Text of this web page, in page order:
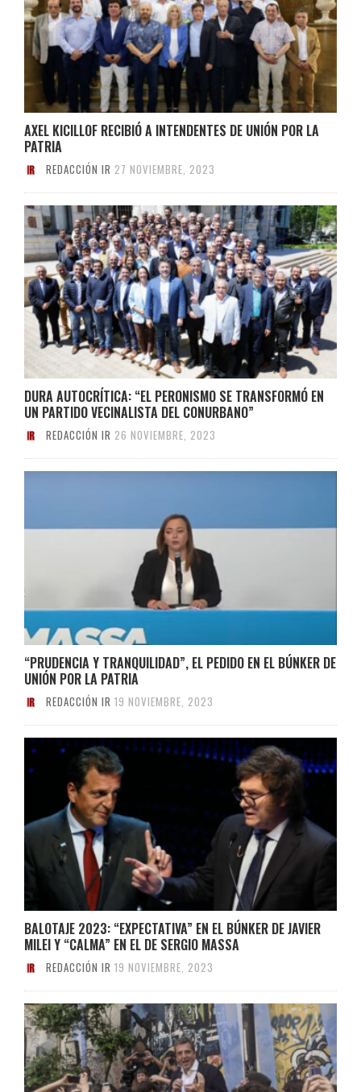
AXEL KICILLOF RECIBIÓ A INTENDENTES DE UNIÓN POR LA
PATRIA
REDACCIÓN IR 27 NOVIEMBRE, 2023
DURA AUTOCRÍTICA: “EL PERONISMO SE TRANSFORMÓ EN
UN PARTIDO VECINALISTA DEL CONURBANO”
REDACCIÓN IR 26 NOVIEMBRE, 2023
“PRUDENCIA Y TRANQUILIDAD”, EL PEDIDO EN EL BÚNKER DE
UNIÓN POR LA PATRIA
REDACCIÓN IR 19 NOVIEMBRE, 2023
BALOTAJE 2023: “EXPECTATIVA” EN EL BÚNKER DE JAVIER
MILEI Y “CALMA” EN EL DE SERGIO MASSA
REDACCIÓN IR 19 NOVIEMBRE, 2023